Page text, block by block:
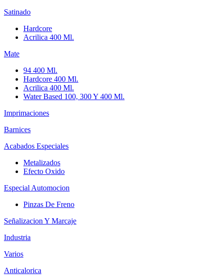
Satinado
Hardcore
Acrilica 400 Ml.
Mate
94 400 Ml.
Hardcore 400 Ml.
Acrilica 400 Ml.
Water Based 100, 300 Y 400 Ml.
Imprimaciones
Barnices
Acabados Especiales
Metalizados
Efecto Oxido
Especial Automocion
Pinzas De Freno
Señalizacion Y Marcaje
Industria
Varios
Anticalorica